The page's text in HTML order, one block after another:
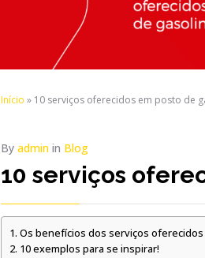
Início » 10 serviços oferecidos em posto de
By admin in Blog
10 serviços
Os benefícios dos serviços
10 exemplos para se inspirar!